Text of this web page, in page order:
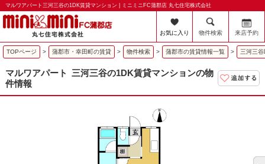
マルワアパート三河三谷の1DK賃貸マンション | ミニミニFC蒲郡店 丸七住宅株式会社
お気に入り 物件検索 来店予約
TOPページ > 蒲郡市・幸田町の賃貸 > 物件検索 > 蒲郡市の賃貸情報一覧 > 三河三
マルワアパート
三河三谷の1DK賃貸マンションの物
件情報